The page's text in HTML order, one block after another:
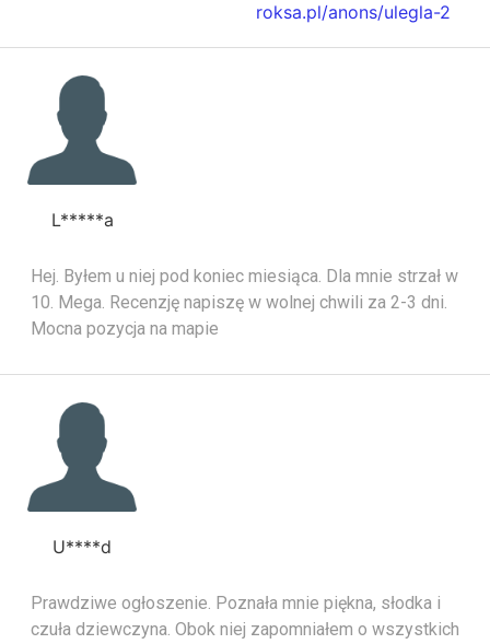
roksa.pl/anons/ulegla-2
L*****a
Hej. Byłem u niej pod koniec miesiąca. Dla mnie strzał w
10. Mega. Recenzję napiszę w wolnej chwili za 2-3 dni.
Mocna pozycja na mapie
U****d
Prawdziwe ogłoszenie. Poznała mnie piękna, słodka i
czuła dziewczyna. Obok niej zapomniałem o wszystkich